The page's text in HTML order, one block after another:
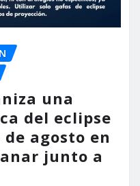
una
del eclipse
agosto en
junto a